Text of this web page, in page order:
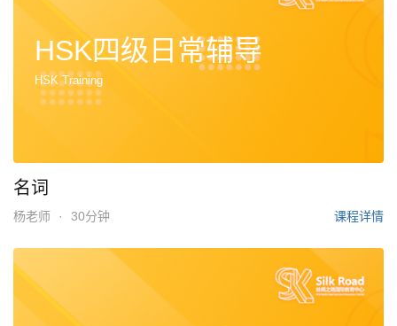
HSK四级日常辅导
HSK Training
名词
杨老师 · 30分钟 课程详情